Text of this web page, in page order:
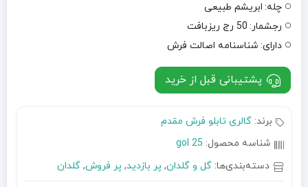
چله: ابریشم طبیعی
رجشمار: 50 رج ریزبافت
دارای: شناسنامه اصالت فرش
پشتیبانی قبل از خرید
برند: گالری تابلو فرش مقدم
شناسه محصول: gol 25
دسته‌بندی‌ها: گل و گلدان, پر بازدید, پر فروش, گلدان